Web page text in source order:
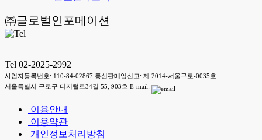
㈜글로벌인포메이션
Tel 02-2025-2992
사업자등록번호: 110-84-02867 통신판매업신고: 제 2014-서울구로-0035호
서울특별시 구로구 디지털로34길 55, 903호 E-mail:
이용안내
이용약관
개인정보처리방침